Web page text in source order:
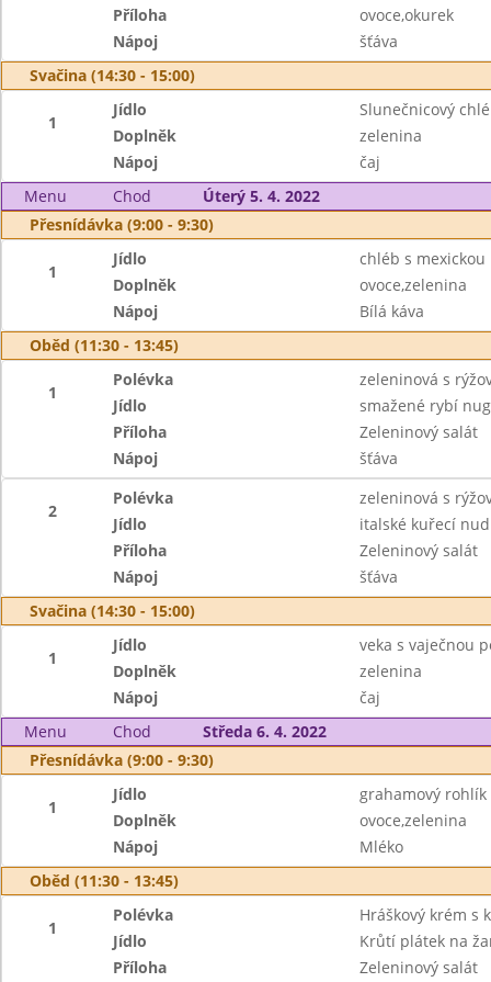
Příloha
ovoce,okurek
Nápoj
šťáva
Svačina (14:30 - 15:00)
1
Jídlo
Slunečnicový
Doplněk
zelenina
Nápoj
čaj
Menu
Chod
Úterý 5. 4. 2022
Přesnídávka (9:00 - 9:30)
1
Jídlo
chléb s mexickou
Doplněk
ovoce,zelenina
Nápoj
Bílá káva
Oběd (11:30 - 13:45)
1
Polévka
zeleninová s
Jídlo
smažené rybí
Příloha
Zeleninový salát
Nápoj
šťáva
2
Polévka
zeleninová s
Jídlo
italské kuřecí
Příloha
Zeleninový salát
Nápoj
šťáva
Svačina (14:30 - 15:00)
1
Jídlo
veka s vaječnou
Doplněk
zelenina
Nápoj
čaj
Menu
Chod
Středa 6. 4. 2022
Přesnídávka (9:00 - 9:30)
1
Jídlo
grahamový
Doplněk
ovoce,zelenina
Nápoj
Mléko
Oběd (11:30 - 13:45)
1
Polévka
Hráškový krém s
Jídlo
Krůtí plátek na
Příloha
Zeleninový salát